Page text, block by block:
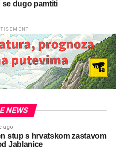
se dugo pamtiti
NEWS
ago
stup s hrvatskom zastavom
Jablanice